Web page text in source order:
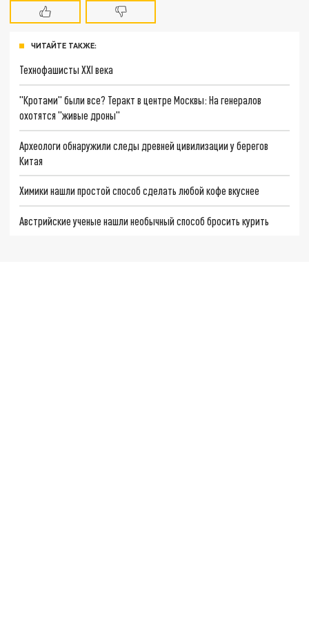
ЧИТАЙТЕ ТАКЖЕ:
Технофашисты XXI века
"Кротами" были все? Теракт в центре Москвы: На генералов
охотятся "живые дроны"
Археологи обнаружили следы древней цивилизации у берегов
Китая
Химики нашли простой способ сделать любой кофе вкуснее
Австрийские ученые нашли необычный способ бросить курить